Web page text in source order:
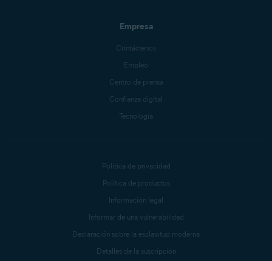
Empresa
Contáctenos
Empleo
Centro de prensa
Confianza digital
Tecnología
Política de privacidad
Política de productos
Información legal
Informar de una vulnerabilidad
Declaración sobre la esclavitud moderna
Detalles de la suscripción